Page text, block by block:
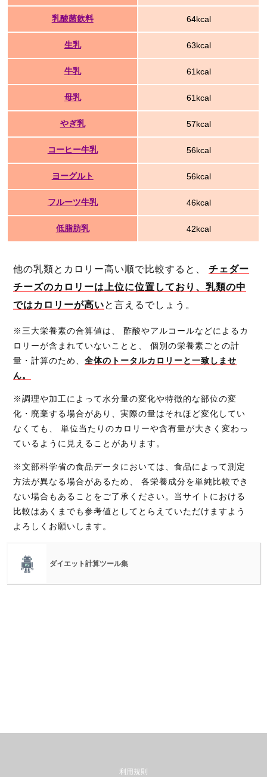
乳酸菌飲料 64kcal
生乳 63kcal
牛乳 61kcal
母乳 61kcal
やぎ乳 57kcal
コーヒー牛乳 56kcal
ヨーグルト 56kcal
フルーツ牛乳 46kcal
低脂肪乳 42kcal
他の乳類とカロリー高い順で比較すると、 チェダー
チーズのカロリーは上位に位置しており、乳類の中
ではカロリーが高いと言えるでしょう。
※三大栄養素の合算値は、 酢酸やアルコールなどによるカ
ロリーが含まれていないことと、 個別の栄養素ごとの計
量・計算のため、 全体のトータルカロリーと一致しませ
ん。
※調理や加工によって水分量の変化や特徴的な部位の変
化・廃棄する場合があり、実際の量はそれほど変化してい
なくても、 単位当たりのカロリーや含有量が大きく変わっ
ているように見えることがあります。
※文部科学省の食品データにおいては、食品によって測定
方法が異なる場合があるため、 各栄養成分を単純比較でき
ない場合もあることをご了承ください。当サイトにおける
比較はあくまでも参考値としてとらえていただけますよう
よろしくお願いします。
ダイエット計算ツール集
利用規則